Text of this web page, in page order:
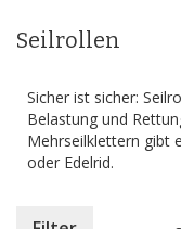
Inhalt
Seilrollen
Sicher ist sicher:
Belastung und
Mehrseilklettern gibt
oder Edelrid.